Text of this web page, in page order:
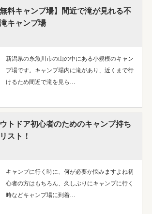
無料キャンプ場】間近で滝が見れる不
キャンプ場
新潟県の糸魚川市の山の中にある小規模のキャン
プ場です。キャンプ場内に滝があり、近くまで行
けるため間近で滝を見ら…
トドア初心者のためのキャンプ持ち
スト！
キャンプに行く時に、何が必要か悩みますよね初
心者の方はもちろん、久しぶりにキャンプに行く
時などキャンプ場に到着…